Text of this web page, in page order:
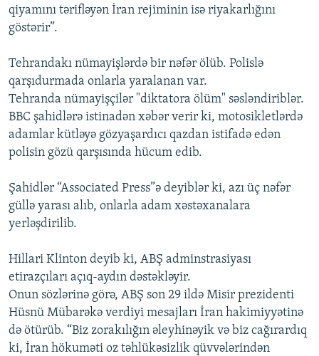
AZƏRBAYCAN ƏDƏBIYYATI KITABXANASI
İZ - MƏDƏNIYYƏT PROQRAMI
MATERIALLARIMIZDAN ISTIFADƏ
AZADLIQRADIOSU MOBIL TELEFONUNUZDA
BIZIMLƏ ƏLAQƏ
XƏBƏR BÜLLETENLƏRIMIZ
BIZI IZLƏ
RFE/RL-in bütün saytları
qiyamını tərifləyən İran rejiminin isə riyakarlığını
göstərir”.
Tehrandakı nümayişlərdə bir nəfər ölüb. Polislə
qarşıdurmada onlarla yaralanan var.
Tehranda nümayişçilər "diktatora ölüm" səsləndiriblər.
BBC şahidlərə istinadən xəbər verir ki, motosikletlərdə
adamlar kütləyə gözyaşardıcı qazdan istifadə edən
polisin gözü qarşısında hücum edib.
Şahidlər “Associated Press”ə deyiblər ki, azı üç nəfər
güllə yarası alıb, onlarla adam xəstəxanalara
yerləşdirilib.
Hillari Klinton deyib ki, ABŞ adminstrasiyası
etirazçıları açıq-aydın dəstəkləyir.
Onun sözlərinə görə, ABŞ son 29 ildə Misir prezidenti
Hüsnü Mübarəkə verdiyi mesajları İran hakimiyyətinə
də ötürüb. “Biz zorakılığın əleyhinəyik və biz cağırardıq
ki, İran hökuməti oz təhlükəsizlik qüvvələrindən